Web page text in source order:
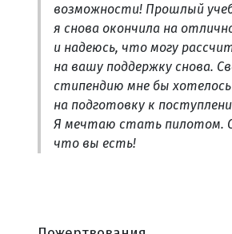
возможности! Прошлый
я снова окончила на
и надеюсь, что могу
на вашу поддержку снова.
стипендию мне бы хотелось
на подготовку к
Я мечтаю стать пилотом.
что вы есть!